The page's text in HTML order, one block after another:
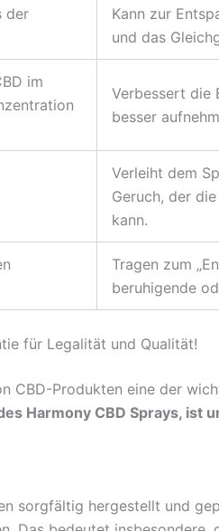
der
Kann zur
und das
im
Verbessert die
besser
Verleiht dem
Geruch, der
kann.
Tragen zum
beruhigende
für Legalität und Qualität!
CBD-Produkten eine der
Harmony CBD Sprays, ist
sorgfältig hergestellt und